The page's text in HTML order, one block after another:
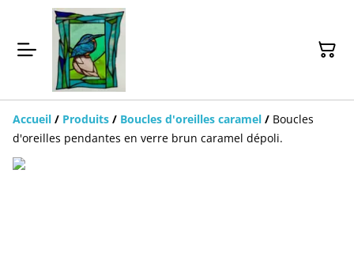
Accueil / Produits / Boucles d'oreilles caramel / Boucles
d'oreilles pendantes en verre brun caramel dépoli.